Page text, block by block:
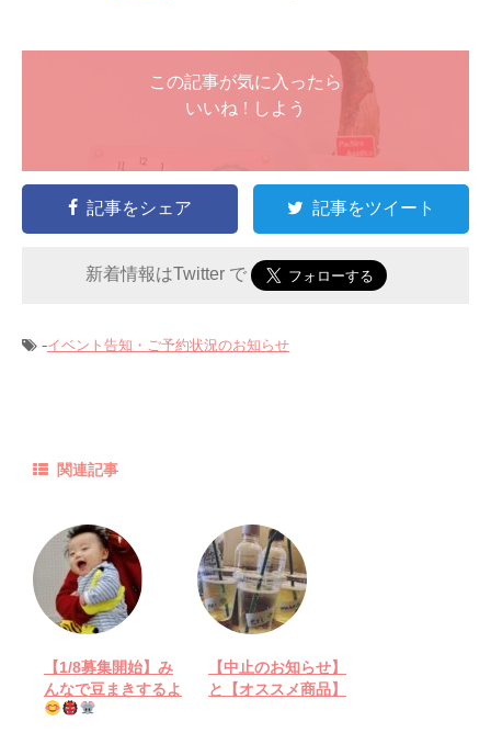
この記事が気に入ったら
いいね ! しよう
記事をシェア 記事をツイート
新着情報はTwitter で
-イベント告知・ご予約状況のお知らせ
関連記事
【1/8募集開始】み
んなで豆まきするよ
【中止のお知らせ】
と【オススメ商品】